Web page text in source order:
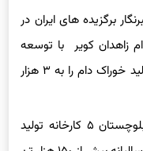
برگزیده های ایران در
زاهدان کویر با توسعه
ساختمان و تاسیسات کارخانه، ظرفیت تولید خوراک دام را به ٣ هزار
وی افزود: در حال حاضر در سیستان وبلوچستان ۵ کارخانه تولید